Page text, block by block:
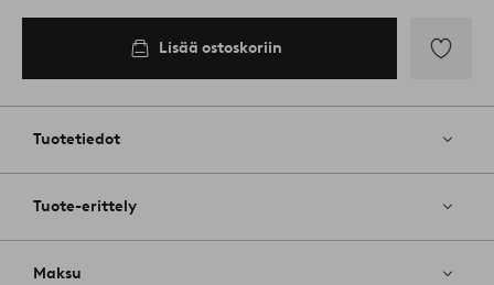
Lisää ostoskoriin
Tuotetiedot
Tuote-erittely
Maksu